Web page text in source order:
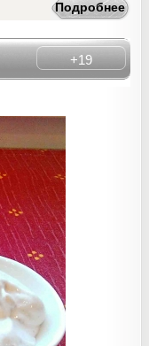
Подробнее
+19